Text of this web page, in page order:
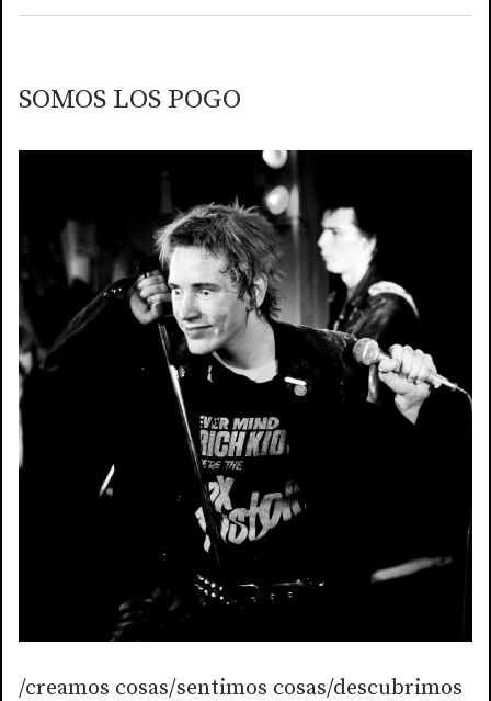
SOMOS LOS POGO
/creamos cosas/sentimos cosas/descubrimos